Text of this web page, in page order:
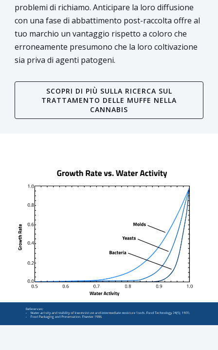
problemi di richiamo. Anticipare la loro diffusione
con una fase di abbattimento post-raccolta offre al
tuo marchio un vantaggio rispetto a coloro che
erroneamente presumono che la loro coltivazione
sia priva di agenti patogeni.
SCOPRI DI PIÙ SULLA RICERCA SUL
TRATTAMENTO DELLE MUFFE NELLA
CANNABIS